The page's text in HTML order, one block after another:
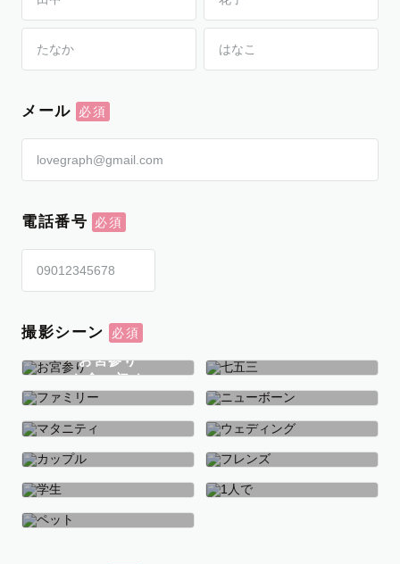
メール
電話番号
撮影シーン
お宮参り
お食い初め
七五三
ファミリー ニューボーン
マタニティ ウェディング
カップル フレンズ
学生